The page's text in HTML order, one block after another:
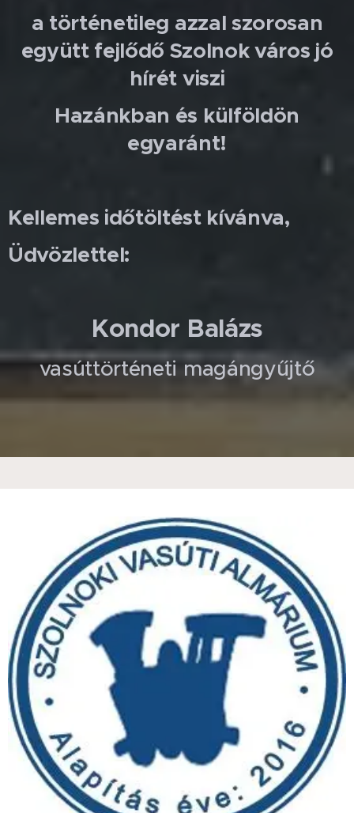
a történetileg azzal szorosan
együtt fejlődő Szolnok város jó
hírét viszi
Hazánkban és külföldön
egyaránt!
Kellemes időtöltést kívánva,
Üdvözlettel:
Kondor Balázs
vasúttörténeti magángyűjtő